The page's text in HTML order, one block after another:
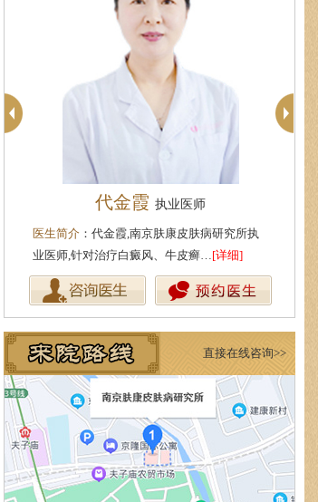
代金霞 执业医师
医生简介 ：代金霞,南京肤康皮肤病研究所执
业医师,针对治疗白癜风、牛皮癣…[详细]
直接在线咨询>>